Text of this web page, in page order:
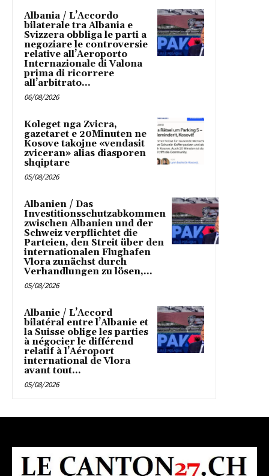
Albania / L’Accordo
bilaterale tra Albania e
Svizzera obbliga le parti a
negoziare le controversie
relative all’Aeroporto
Internazionale di Valona
prima di ricorrere
all’arbitrato...
06/08/2026
Koleget nga Zvicra,
gazetaret e 20Minuten ne
Kosove takojne «vendasit
zviceran» alias diasporen
shqiptare
05/08/2026
Albanien / Das
Investitionsschutzabkommen
zwischen Albanien und der
Schweiz verpflichtet die
Parteien, den Streit über den
internationalen Flughafen
Vlora zunächst durch
Verhandlungen zu lösen,...
05/08/2026
Albanie / L’Accord
bilatéral entre l’Albanie et
la Suisse oblige les parties
à négocier le différend
relatif à l’Aéroport
international de Vlora
avant tout...
05/08/2026